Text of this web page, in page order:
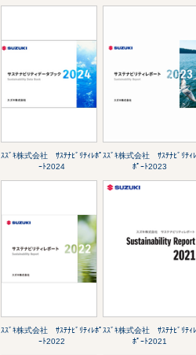
ｽｽﾞｷ株式会社 ｻｽﾃﾅﾋﾞﾘﾃｨﾚﾎﾟ
ｰﾄ2024
ｽｽﾞｷ株式会社 ｻｽﾃﾅﾋﾞﾘﾃｨ
ﾎﾟｰﾄ2023
ｽｽﾞｷ株式会社 ｻｽﾃﾅﾋﾞﾘﾃｨﾚﾎﾟ
ｰﾄ2022
ｽｽﾞｷ株式会社 ｻｽﾃﾅﾋﾞﾘﾃｨ
ﾎﾟｰﾄ2021